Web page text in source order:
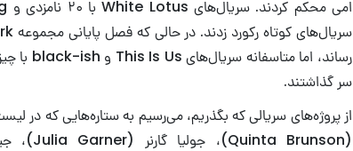
سر گذاشتند.
از پروژه‌های سریالی که بگذریم، می‌رسیم به ستاره‌هایی که در